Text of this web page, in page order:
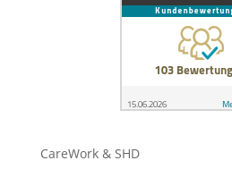
CareWork & SHD